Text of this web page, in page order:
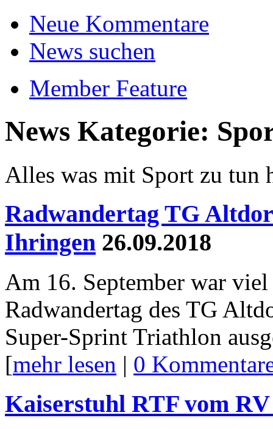
Neue Kommentare
News suchen
Member Feature
News Kategorie:
Alles was mit Sport zu tun
Radwandertag TG
Ihringen 26.09.2018
Am 16. September war
Radwandertag des TG
Super-Sprint Triathlon
[mehr lesen | 0
Kaiserstuhl RTF vom